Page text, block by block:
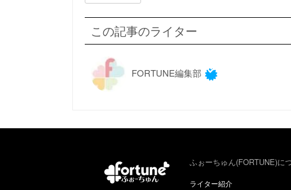
この記事のライター
FORTUNE編集部
ふぉーちゅん(FORTUNE)に
ライター紹介